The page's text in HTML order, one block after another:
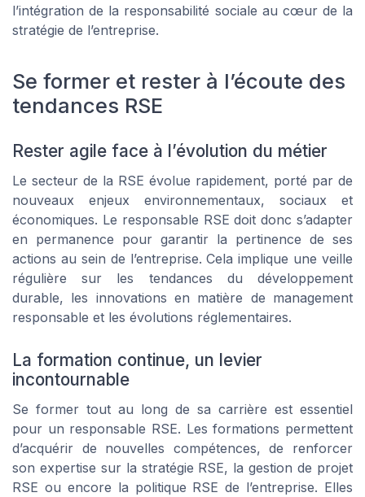
l’intégration de la responsabilité sociale au cœur de la
stratégie de l’entreprise.
Se former et rester à l’écoute des
tendances RSE
Rester agile face à l’évolution du métier
Le secteur de la RSE évolue rapidement, porté par de
nouveaux enjeux environnementaux, sociaux et
économiques. Le responsable RSE doit donc s’adapter
en permanence pour garantir la pertinence de ses
actions au sein de l’entreprise. Cela implique une veille
régulière sur les tendances du développement
durable, les innovations en matière de management
responsable et les évolutions réglementaires.
La formation continue, un levier
incontournable
Se former tout au long de sa carrière est essentiel
pour un responsable RSE. Les formations permettent
d’acquérir de nouvelles compétences, de renforcer
son expertise sur la stratégie RSE, la gestion de projet
RSE ou encore la politique RSE de l’entreprise. Elles